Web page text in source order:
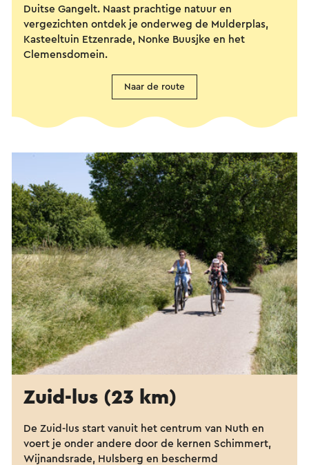
Duitse Gangelt. Naast prachtige natuur en
vergezichten ontdek je onderweg de Mulderplas,
Kasteeltuin Etzenrade, Nonke Buusjke en het
Clemensdomein.
Naar de route
Zuid-lus (23 km)
De Zuid-lus start vanuit het centrum van Nuth en
voert je onder andere door de kernen Schimmert,
Wijnandsrade, Hulsberg en beschermd